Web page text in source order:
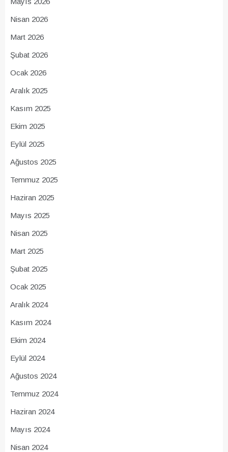
Nisan 2026
Mart 2026
Şubat 2026
Ocak 2026
Aralık 2025
Kasım 2025
Ekim 2025
Eylül 2025
Ağustos 2025
Temmuz 2025
Haziran 2025
Mayıs 2025
Nisan 2025
Mart 2025
Şubat 2025
Ocak 2025
Aralık 2024
Kasım 2024
Ekim 2024
Eylül 2024
Ağustos 2024
Temmuz 2024
Haziran 2024
Mayıs 2024
Nisan 2024